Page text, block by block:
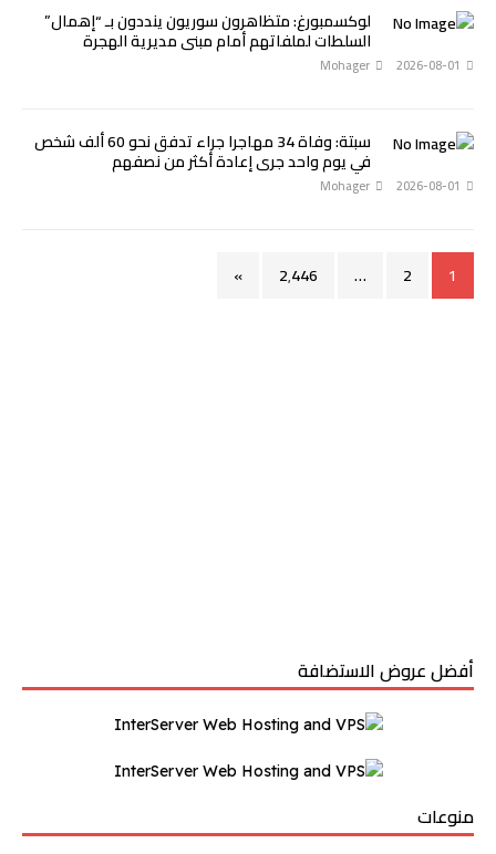
لوكسمبورغ: متظاهرون سوريون ينددون بـ “إهمال”
السلطات لملفاتهم أمام مبنى مديرية الهجرة
2026-08-01
Mohager
سبتة: وفاة 34 مهاجرا جراء تدفق نحو 60 ألف شخص
في يوم واحد جرى إعادة أكثر من نصفهم
2026-08-01
Mohager
1
2
… 2٬446 »
أفضل عروض الاستضافة
منوعات